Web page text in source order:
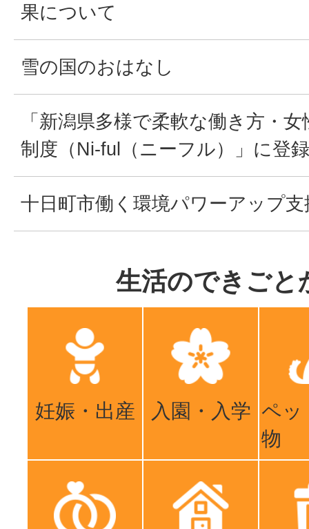
果について
雪の国のおはなし
「新潟県多様で柔軟な働き方・
制度（Ni-ful（ニーフル）」に登
十日町市働く環境パワーアップ支
生活のできごと
妊娠・出産 入園・入学 ペッ
物